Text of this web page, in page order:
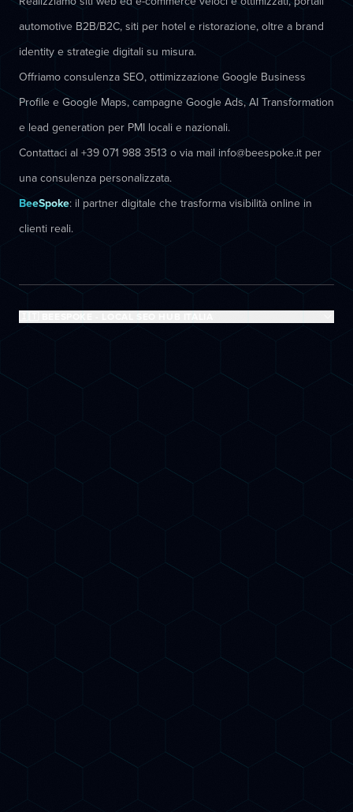
automotive B2B/B2C, siti per hotel e ristorazione, oltre a brand
identity e strategie digitali su misura.
Offriamo consulenza SEO, ottimizzazione Google Business
Profile e Google Maps, campagne Google Ads, AI Transformation
e lead generation per PMI locali e nazionali.
Contattaci al +39 071 988 3513 o via mail info@beespoke.it per
una consulenza personalizzata.
BeeSpoke: il partner digitale che trasforma visibilità online in
clienti reali.